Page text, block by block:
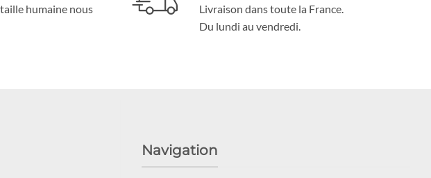
humaine nous
Livraison dans toute la France.
Du lundi au vendredi.
Navigation